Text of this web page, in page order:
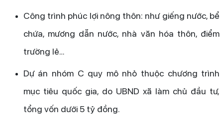
Công trình phúc lợi nông thôn: như giếng nước, bể
chứa, mương dẫn nước, nhà văn hóa thôn, điểm
trường lẻ…
Dự án nhóm C quy mô nhỏ thuộc chương trình
mục tiêu quốc gia, do UBND xã làm chủ đầu tư,
tổng vốn dưới 5 tỷ đồng.